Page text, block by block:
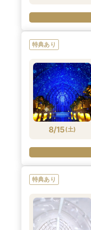
特典あり
8/15(土)
特典あり